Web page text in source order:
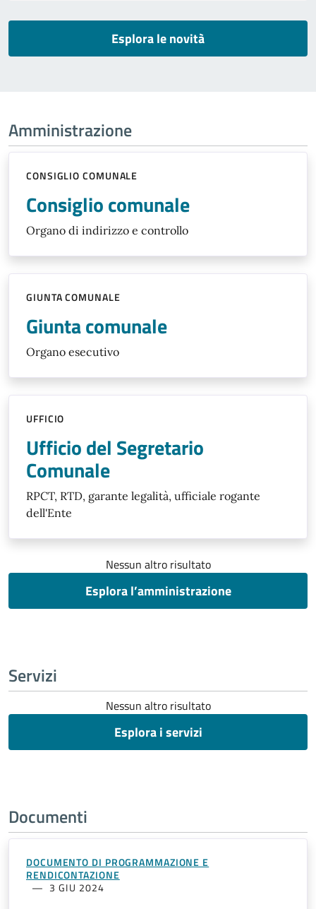
Esplora le novità
Amministrazione
CONSIGLIO COMUNALE
Consiglio comunale
Organo di indirizzo e controllo
GIUNTA COMUNALE
Giunta comunale
Organo esecutivo
UFFICIO
Ufficio del Segretario
Comunale
RPCT, RTD, garante legalità, ufficiale rogante
dell'Ente
Nessun altro risultato
Esplora l’amministrazione
Servizi
Nessun altro risultato
Esplora i servizi
Documenti
DOCUMENTO DI PROGRAMMAZIONE E
RENDICONTAZIONE
3 GIU 2024